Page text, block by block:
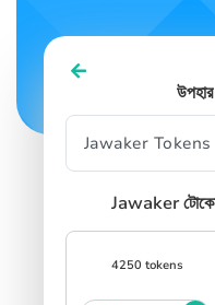
SIGN INSIGN UP
উপহার
Jawaker টোকেন
4250 tokens